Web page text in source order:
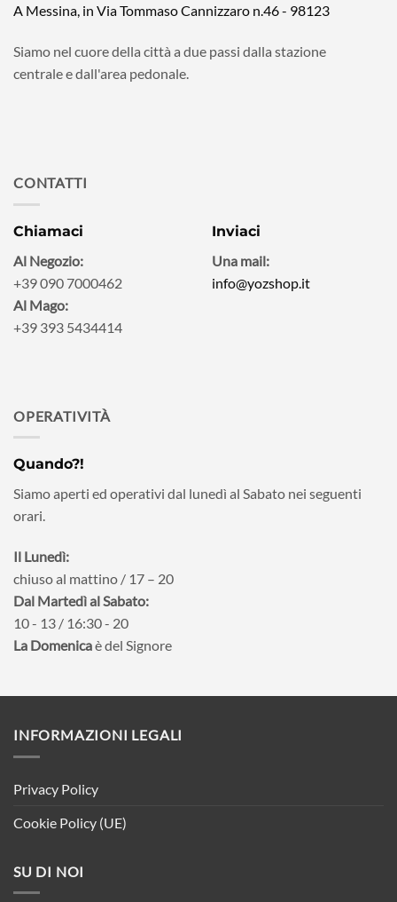
A Messina, in Via Tommaso Cannizzaro n.46 - 98123
Siamo nel cuore della città a due passi dalla stazione
centrale e dall'area pedonale.
CONTATTI
Chiamaci
Al Negozio:
+39 090 7000462
Al Mago:
+39 393 5434414
Inviaci
Una mail:
info@yozshop.it
OPERATIVITÀ
Quando?!
Siamo aperti ed operativi dal lunedì al Sabato nei seguenti
orari.
Il Lunedì:
chiuso al mattino / 17 – 20
Dal Martedì al Sabato:
10 - 13 / 16:30 - 20
La Domenicaè del Signore
INFORMAZIONI LEGALI
Privacy Policy
Cookie Policy (UE)
SU DI NOI